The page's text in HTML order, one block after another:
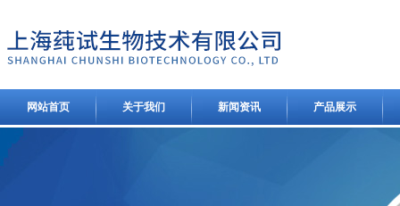
网站首页 关于我们 新闻资讯 产品展示